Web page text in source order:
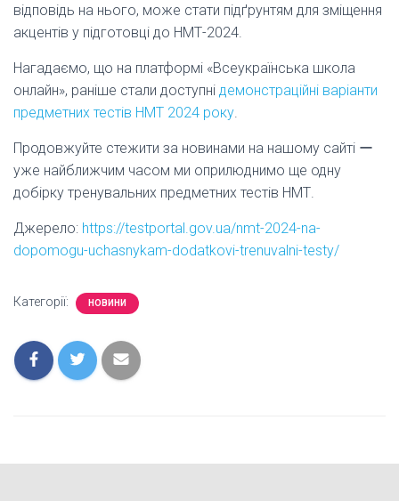
відповідь на нього, може стати підґрунтям для зміщення
акцентів у підготовці до НМТ-2024.
Нагадаємо, що на платформі «Всеукраїнська школа
онлайн», раніше стали доступні демонстраційні варіанти
предметних тестів НМТ 2024 року
Продовжуйте стежити за новинами на нашому сайті ー
уже найближчим часом ми оприлюднимо ще одну
добірку тренувальних предметних тестів НМТ.
Джерело: https://testportal.gov.ua/nmt-2024-na-
dopomogu-uchasnykam-dodatkovi-trenuvalni-testy/
Категорії: НОВИНИ